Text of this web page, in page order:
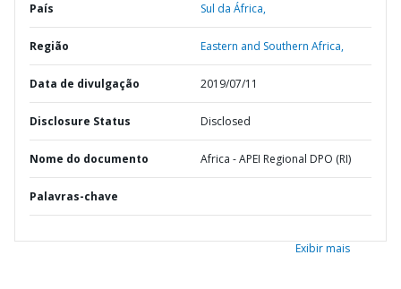
País Sul da África,
Região Eastern and Southern Africa,
Data de divulgação 2019/07/11
Disclosure Status Disclosed
Nome do documento Africa - APEI Regional DPO (RI)
Palavras-chave
Exibir mais